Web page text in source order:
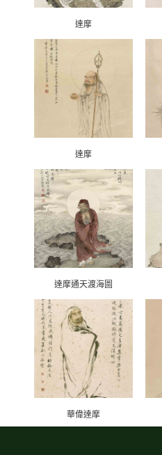
達摩
達摩
達摩通天渡海圖
華偉達摩